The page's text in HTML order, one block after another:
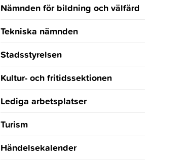
Nämnden för bildning och välfärd
Tekniska nämnden
Stadsstyrelsen
Kultur- och fritidssektionen
Lediga arbetsplatser
Turism
Händelsekalender